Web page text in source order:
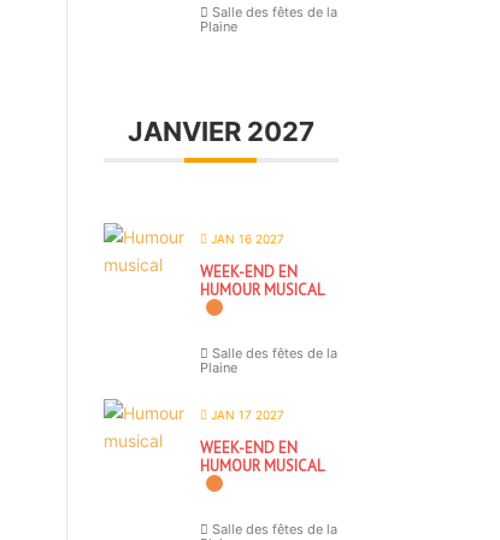
Salle des fêtes de la
Plaine
JANVIER 2027
JAN 16 2027
WEEK-END EN
HUMOUR MUSICAL
Salle des fêtes de la
Plaine
JAN 17 2027
WEEK-END EN
HUMOUR MUSICAL
Salle des fêtes de la